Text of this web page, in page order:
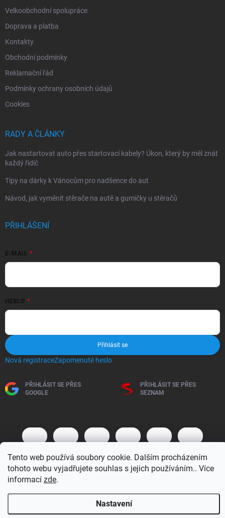
Tento web používá soubory cookie. Dalším procházením
tohoto webu vyjadřujete souhlas s jejich používáním.. Více
informací zde.
Nastavení
Velkoobchodní spolupráce
Doprava a platba
Kontakty
Obchodní podmínky
Reklamační řád
Podmínky ochrany osobních údajů
Cookies
RADY A ČLÁNKY
Jak nastartovat auto přes startovací kabely? Úkon, který by měl znát
každý řidič
Tipy na dárky k Vánocům pro nadšence do aut
Návod, jak vyměnit stěrače na autě a gumičky u stěračů
PŘIHLÁŠENÍ
E-MAIL
HESLO
Přihlásit se
Nová registraceZapomenuté heslo
PŘIHLÁSIT SE PŘES
GOOGLE
PŘIHLÁSIT SE PŘES
SEZNAM
Copyright 2026BM MOTO s.r.o.. Všechna práva vyhrazena.Upravit
nastavení cookies